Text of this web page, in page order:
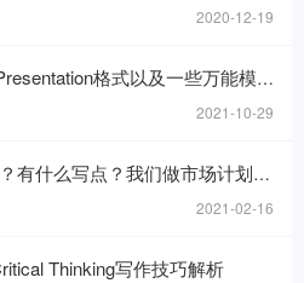
2020-12-19
格式以及一些万能模板句分享
2021-10-29
写点？我们做市场计划的目的是什么呢？
2021-02-16
Thinking写作技巧解析